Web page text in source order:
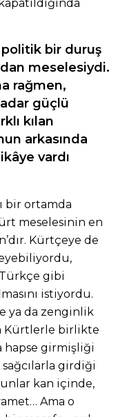
politik bir duruş
meselesiydi.
rağmen,
güçlü
kılan
arkasında
vardı
bir ortamda
meselesinin en
Kürtçeye de
gibi
istiyordu.
ya da zenginlik
Kürtlerle birlikte
hapse girmişliği
sağcılarla girdiği
kan içinde,
Ama o